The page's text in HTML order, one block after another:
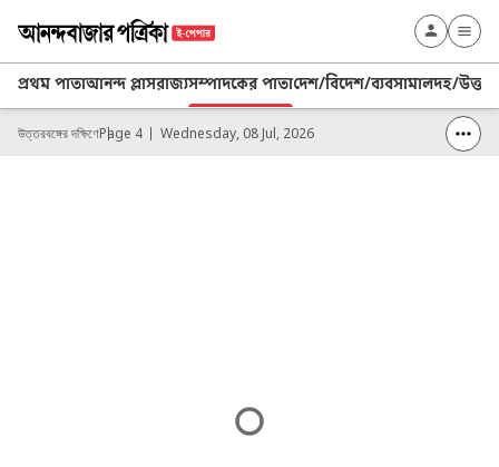
প্রথম পাতাআনন্দ প্লাসরাজ্যসম্পাদকের পাতাদেশ/বিদেশ/ব্যবসামালদহ/উত্তর
উত্তরবঙ্গের দক্ষিণেPage 4 Wednesday, 08 Jul, 2026